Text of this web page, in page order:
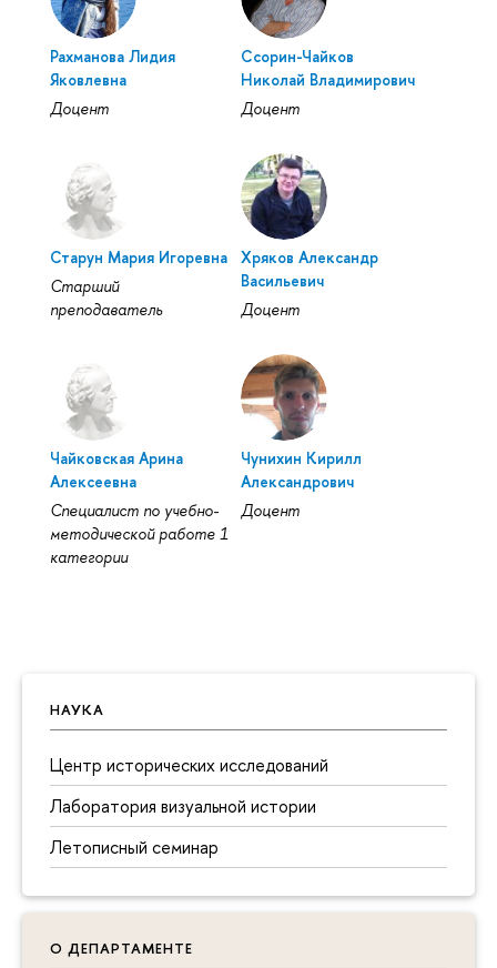
НАУКА
Центр исторических исследований
Лаборатория визуальной истории
Летописный семинар
О ДЕПАРТАМЕНТЕ
Рахманова Лидия
Яковлевна
Доцент
Ссорин-Чайков
Николай Владимирович
Доцент
Старун Мария Игоревна
Старший
преподаватель
Хряков Александр
Васильевич
Доцент
Чайковская Арина
Алексеевна
Специалист по учебно-
методической работе 1
категории
Чунихин Кирилл
Александрович
Доцент